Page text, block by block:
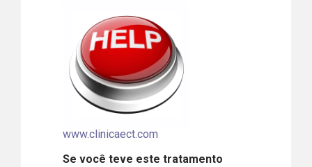
www.clinicaect.com
Se você teve este tratamento